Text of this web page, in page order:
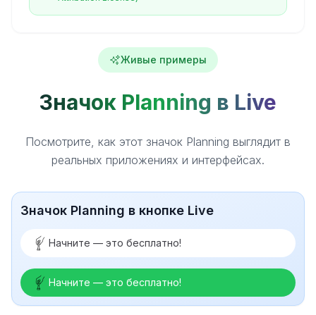
Живые примеры
Значок Planning в Live
Посмотрите, как этот значок Planning выглядит в
реальных приложениях и интерфейсах.
Значок Planning в кнопке Live
Начните — это бесплатно!
Начните — это бесплатно!